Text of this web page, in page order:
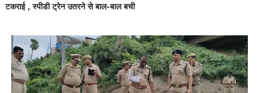
टकराई , स्पीडी ट्रेन उतरने से बाल-बाल बची